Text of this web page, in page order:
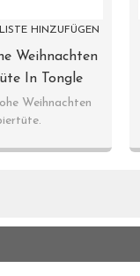
HINZUFÜGEN
Weihnachten
In Tongle
Weihnachten